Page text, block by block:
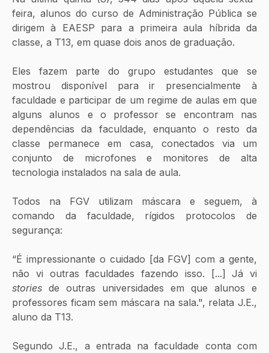
feira, alunos do curso de Administração Pública se
dirigem à EAESP para a primeira aula híbrida da
classe, a T13, em quase dois anos de graduação.
Eles fazem parte do grupo estudantes que se
mostrou disponível para ir presencialmente à
faculdade e participar de um regime de aulas em que
alguns alunos e o professor se encontram nas
dependências da faculdade, enquanto o resto da
classe permanece em casa, conectados via um
conjunto de microfones e monitores de alta
tecnologia instalados na sala de aula.
Todos na FGV utilizam máscara e seguem, à
comando da faculdade, rígidos protocolos de
segurança:
“É impressionante o cuidado [da FGV] com a gente,
stories de outras universidades em que alunos e
professores ficam sem máscara na sala.", relata J.E.,
aluno da T13.
Segundo J.E., a entrada na faculdade conta com